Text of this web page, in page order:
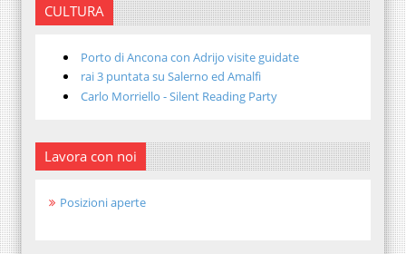
CULTURA
Porto di Ancona con Adrijo visite guidate
rai 3 puntata su Salerno ed Amalfi
Carlo Morriello - Silent Reading Party
Lavora con noi
Posizioni aperte